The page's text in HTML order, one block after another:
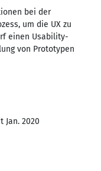
bei der
um die UX zu
einen Usability-
von Prototypen
Jan. 2020